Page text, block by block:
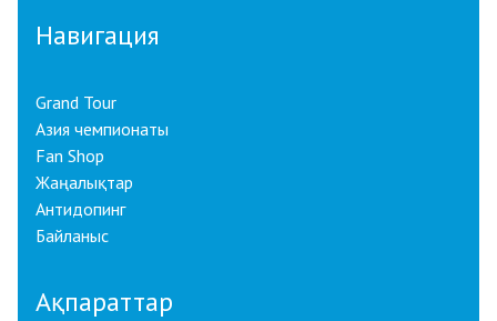
Навигация
Grand Tour
Азия чемпионаты
Fan Shop
Жаңалықтар
Антидопинг
Байланыс
Ақпараттар